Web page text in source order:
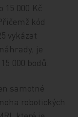
15 000 Kč
kód
vykázat
je
000 bodů.
samotné
robotických